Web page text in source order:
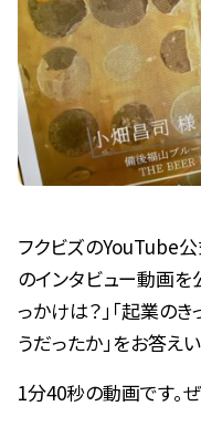
フクビズのYouTube
のインタビュー動画を
っかけは？」「起業の
うだったか」をお答え
1分40秒の動画です。